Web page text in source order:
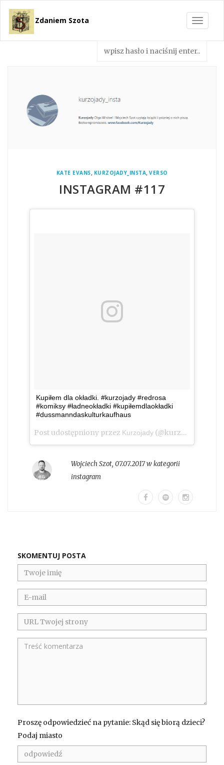
Toggle
Zdaniem Szota
KATE EVANS, KURZOJADY_INSTA, VERSO
INSTAGRAM #117
Kupiłem dla okładki. #kurzojady #redrosa
#komiksy #ładneokładki #kupiłemdlaokładki
#dussmanndaskulturkaufhaus
Post udostępniony przez Kurzojady (@kurzojady_insta)
Wojciech Szot, 07.07.2017 w kategorii
instagram
SKOMENTUJ POSTA
Proszę odpowiedzieć na pytanie: Skąd się biorą dzieci?
Podaj miasto